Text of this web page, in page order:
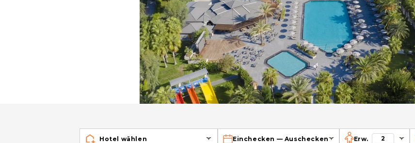
Hotel wählen Einchecken — Auschecken Erw. 2